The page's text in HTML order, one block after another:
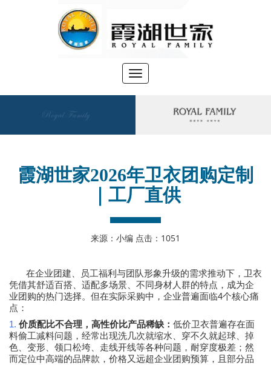
切
换
导
●您当前位置： 新闻资讯
霞湖世家2026年卫衣团购定制
｜工厂直供
来源：小编 点击： 1051
在企业团建、员工福利与团队形象升级的需求推动下，卫衣
凭借其舒适百搭、适配多场景、不同身材人群的特点，成为企
业团购的热门选择。但在实际采购中，企业普遍面临4个核心痛
点：
1. 价质配比不合理，高性价比产品稀缺： 低价卫衣普遍存在面
料偷工减料问题，经常出现洗几次就缩水、穿不久就起球、掉
色、变形、领口松垮、走线开线等各种问题，耐穿度极差；然
而定位中高端的品牌款，价格又远超企业团购预算，且部分品